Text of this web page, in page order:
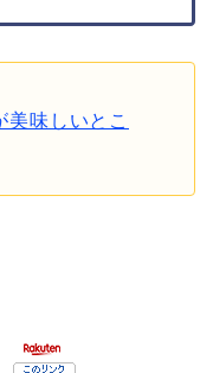
美味しいとこ